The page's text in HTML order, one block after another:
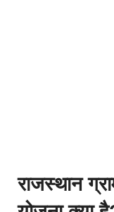
राजस्थान